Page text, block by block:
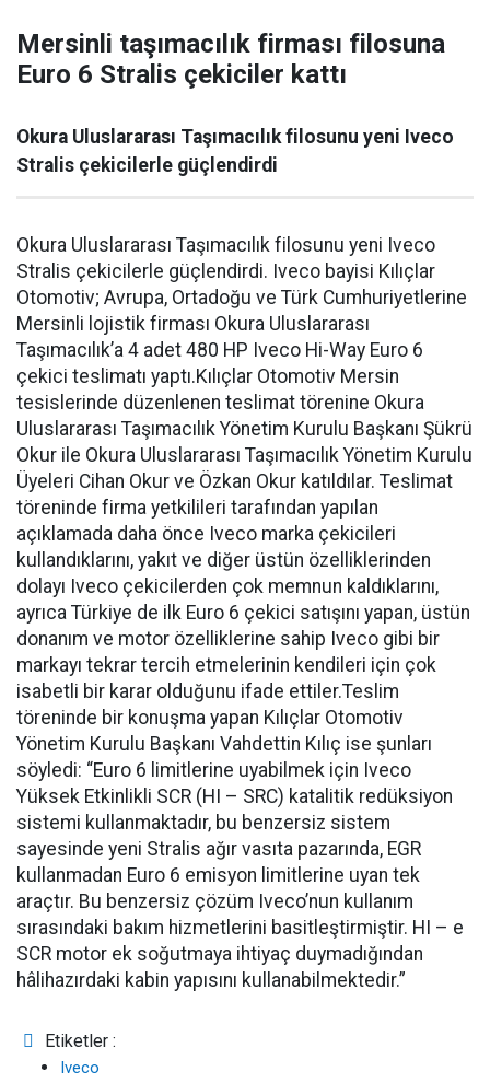
Mersinli taşımacılık firması filosuna
Euro 6 Stralis çekiciler kattı
Okura Uluslararası Taşımacılık filosunu yeni Iveco
Stralis çekicilerle güçlendirdi
Okura Uluslararası Taşımacılık filosunu yeni Iveco
Stralis çekicilerle güçlendirdi. Iveco bayisi Kılıçlar
Otomotiv; Avrupa, Ortadoğu ve Türk Cumhuriyetlerine
Mersinli lojistik firması Okura Uluslararası
Taşımacılık’a 4 adet 480 HP Iveco Hi-Way Euro 6
çekici teslimatı yaptı.Kılıçlar Otomotiv Mersin
tesislerinde düzenlenen teslimat törenine Okura
Uluslararası Taşımacılık Yönetim Kurulu Başkanı Şükrü
Okur ile Okura Uluslararası Taşımacılık Yönetim Kurulu
Üyeleri Cihan Okur ve Özkan Okur katıldılar. Teslimat
töreninde firma yetkilileri tarafından yapılan
açıklamada daha önce Iveco marka çekicileri
kullandıklarını, yakıt ve diğer üstün özelliklerinden
dolayı Iveco çekicilerden çok memnun kaldıklarını,
ayrıca Türkiye de ilk Euro 6 çekici satışını yapan, üstün
donanım ve motor özelliklerine sahip Iveco gibi bir
markayı tekrar tercih etmelerinin kendileri için çok
isabetli bir karar olduğunu ifade ettiler.Teslim
töreninde bir konuşma yapan Kılıçlar Otomotiv
Yönetim Kurulu Başkanı Vahdettin Kılıç ise şunları
söyledi: “Euro 6 limitlerine uyabilmek için Iveco
Yüksek Etkinlikli SCR (HI – SRC) katalitik redüksiyon
sistemi kullanmaktadır, bu benzersiz sistem
sayesinde yeni Stralis ağır vasıta pazarında, EGR
kullanmadan Euro 6 emisyon limitlerine uyan tek
araçtır. Bu benzersiz çözüm Iveco’nun kullanım
sırasındaki bakım hizmetlerini basitleştirmiştir. HI – e
SCR motor ek soğutmaya ihtiyaç duymadığından
hâlihazırdaki kabin yapısını kullanabilmektedir.”
Etiketler :
Iveco